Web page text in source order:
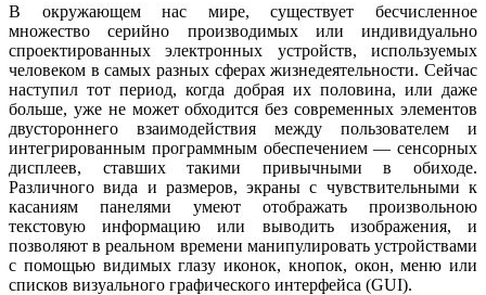
В окружающем нас мире, существует бесчисленное
множество серийно производимых или индивидуально
спроектированных электронных устройств, используемых
человеком в самых разных сферах жизнедеятельности. Сейчас
наступил тот период, когда добрая их половина, или даже
больше, уже не может обходится без современных элементов
двустороннего взаимодействия между пользователем и
интегрированным программным обеспечением — сенсорных
дисплеев, ставших такими привычными в обиходе.
Различного вида и размеров, экраны с чувствительными к
касаниям панелями умеют отображать произвольною
текстовую информацию или выводить изображения, и
позволяют в реальном времени манипулировать устройствами
с помощью видимых глазу иконок, кнопок, окон, меню или
списков визуального графического интерфейса (GUI).